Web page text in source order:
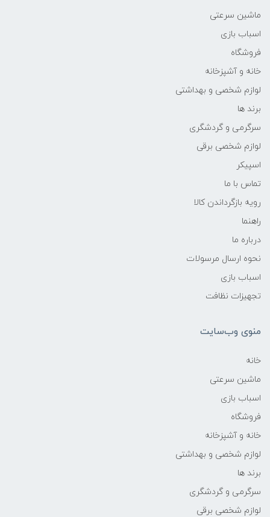
ماشین سرعتی
اسباب بازی
فروشگاه
خانه و آشپزخانه
لوازم شخصی و بهداشتی
برند ها
سرگرمی و گردشگری
لوازم شخصی برقی
اسپیکر
تماس با ما
رویه بازگرداندن کالا
راهنما
درباره ما
نحوه ارسال مرسولات
اسباب بازی
تجهیزات نظافت
منوی وب‌سایت
خانه
ماشین سرعتی
اسباب بازی
فروشگاه
خانه و آشپزخانه
لوازم شخصی و بهداشتی
برند ها
سرگرمی و گردشگری
لوازم شخصی برقی